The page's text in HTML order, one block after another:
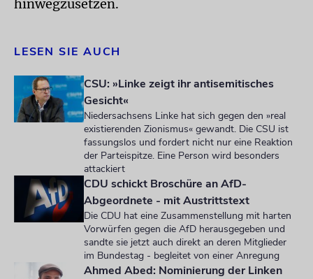
hinwegzusetzen.
LESEN SIE AUCH
CSU: »Linke zeigt ihr antisemitisches
Gesicht«
Niedersachsens Linke hat sich gegen den »real
existierenden Zionismus« gewandt. Die CSU ist
fassungslos und fordert nicht nur eine Reaktion
der Parteispitze. Eine Person wird besonders
attackiert
CDU schickt Broschüre an AfD-
Abgeordnete - mit Austrittstext
Die CDU hat eine Zusammenstellung mit harten
Vorwürfen gegen die AfD herausgegeben und
sandte sie jetzt auch direkt an deren Mitglieder
im Bundestag - begleitet von einer Anregung
Ahmed Abed: Nominierung der Linken